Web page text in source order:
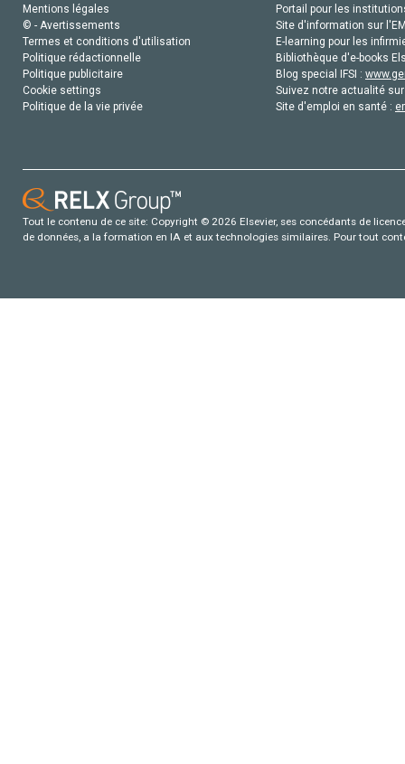
Mentions légales
© - Avertissements
Termes et conditions d'utilisation
Politique rédactionnelle
Politique publicitaire
Cookie settings
Politique de la vie privée
Portail pour les
Site d'information sur
E-learning pour les
Bibliothèque d'e-books
Blog special IFSI :
Suivez notre actualité
Site d'emploi en santé :
Tout le contenu de ce site: Copyright © 2026 Elsevier, ses concédants de
de données, a la formation en IA et aux technologies similaires. Pour tout